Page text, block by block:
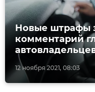
12 ноября 2021, 08:03
Новые штрафы
комментарий